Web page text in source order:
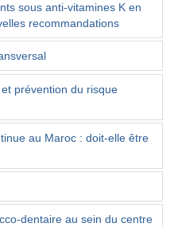
sous anti-vitamines K en
recommandations
prévention du risque
au Maroc : doit-elle être
dentaire au sein du centre